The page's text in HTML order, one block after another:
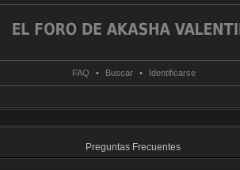
FAQ • Buscar • Identificarse
Preguntas Frecuentes